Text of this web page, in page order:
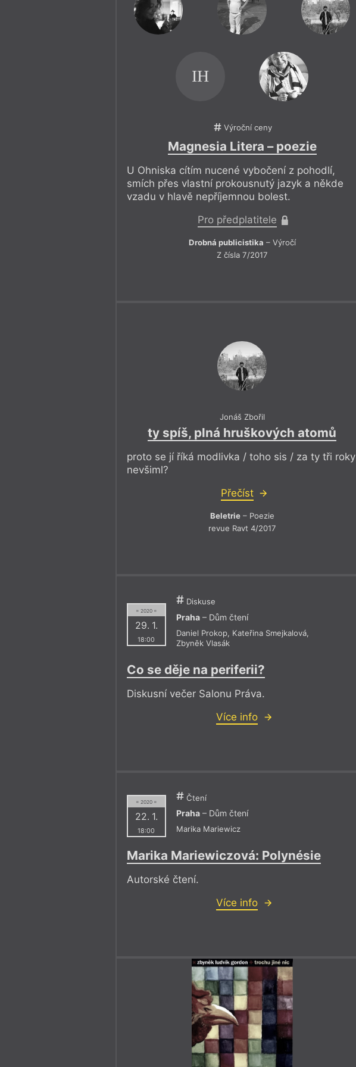
IH
Výroční ceny
Magnesia Litera – poezie
U Ohniska cítím nucené vybočení z pohodlí,
smích přes vlastní prokousnutý jazyk a někde
vzadu v hlavě nepříjemnou bolest.
Pro předplatitele
Drobná publicistika – Výročí
Z čísla 7/2017
Jonáš Zbořil
ty spíš, plná hruškových atomů
proto se jí říká modlivka / toho sis / za ty tři roky
nevšiml?
Přečíst
Beletrie– Poezie
revue Ravt 4/2017
= 2020 =
29. 1.
18:00
Diskuse
Praha – Dům čtení
Daniel Prokop, Kateřina Smejkalová,
Zbyněk Vlasák
Co se děje na periferii?
Diskusní večer Salonu Práva.
Více info
= 2020 =
22. 1.
18:00
Čtení
Praha – Dům čtení
Marika Mariewicz
Marika Mariewiczová: Polynésie
Autorské čtení.
Více info